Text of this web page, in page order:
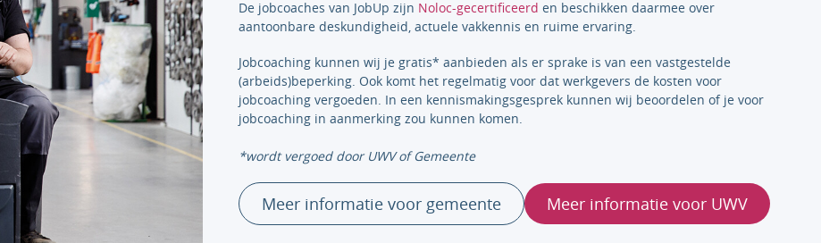
De jobcoaches van JobUp zijn Noloc-gecertificeerd en beschikken daarmee over
aantoonbare deskundigheid, actuele vakkennis en ruime ervaring.
Jobcoaching kunnen wij je gratis* aanbieden als er sprake is van een vastgestelde
(arbeids)beperking. Ook komt het regelmatig voor dat werkgevers de kosten voor
jobcoaching vergoeden. In een kennismakingsgesprek kunnen wij beoordelen of je voor
jobcoaching in aanmerking zou kunnen komen.
*wordt vergoed door UWV of Gemeente
Meer informatie voor gemeente Meer informatie voor UWV